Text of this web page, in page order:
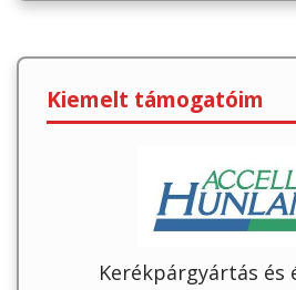
Kiemelt támogatóim
Kerékpárgyártás és